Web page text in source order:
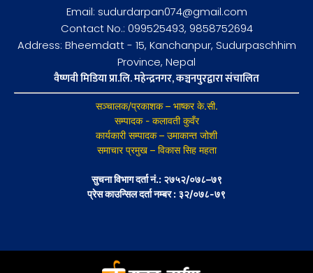
Email: sudurdarpan074@gmail.com
Contact No.: 099525493, 9858752694
Address: Bheemdatt - 15, Kanchanpur, Sudurpaschhim
Province, Nepal
वैष्णवी मिडिया प्रा.लि. महेन्द्रनगर, कञ्चनपुरद्वारा संचालित
सञ्चालक/प्रकाशक – भाष्कर के.सी.
सम्पादक - कलावती कुवँर
कार्यकारी सम्पादक – उमाकान्त जोशी
समाचार प्रमुख – विकास सिह महता
सुचना विभाग दर्ता नं.: २७५२/०७८–७९
प्रेस काउन्सिल दर्ता नम्बर : ३२/०७८-७९